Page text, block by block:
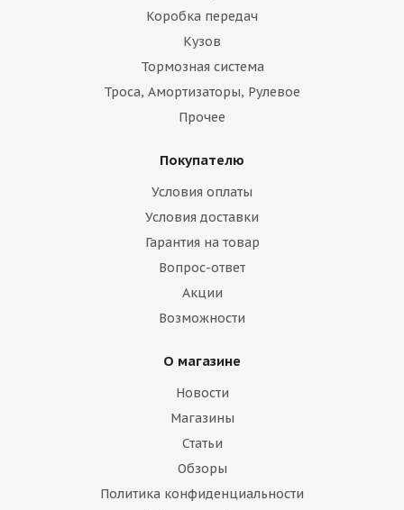
Коробка передач
Кузов
Тормозная система
Троса, Амортизаторы, Рулевое
Прочее
Покупателю
Условия оплаты
Условия доставки
Гарантия на товар
Вопрос-ответ
Акции
Возможности
О магазине
Новости
Магазины
Статьи
Обзоры
Политика конфиденциальности